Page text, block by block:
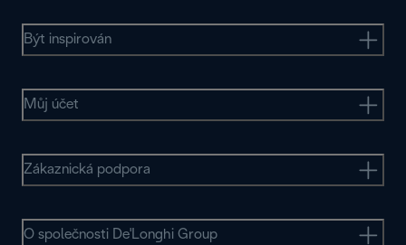
Být inspirován
Můj účet
Zákaznická podpora
O společnosti De'Longhi Group